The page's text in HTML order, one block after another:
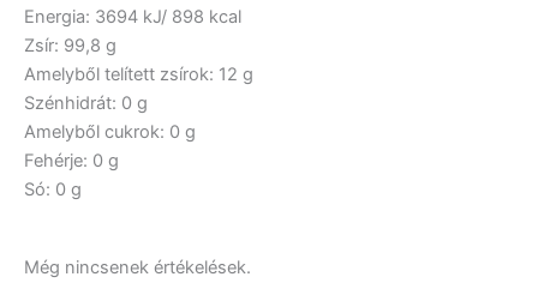
Energia: 3694 kJ/ 898 kcal
Zsír: 99,8 g
Amelyből telített zsírok: 12 g
Szénhidrát: 0 g
Amelyből cukrok: 0 g
Fehérje: 0 g
Só: 0 g
Még nincsenek értékelések.